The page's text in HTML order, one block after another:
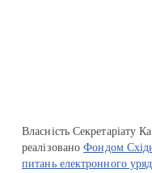
Власність Секретаріату
реалізованоФондом
питань електронного